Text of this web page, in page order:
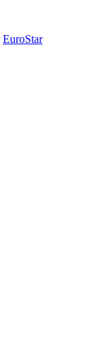
EuroStar